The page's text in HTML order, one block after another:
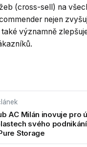
(cross-sell) na
nejen
významně
AC Milán inovuje pro
svého
Storage